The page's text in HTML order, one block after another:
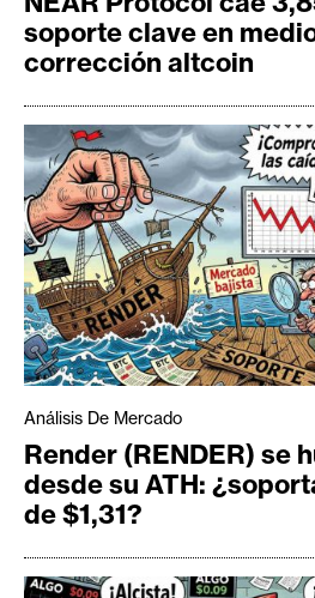
soporte clave en
corrección altcoin
Análisis De Mercado
Render (RENDER) se
desde su ATH:
de $1,31?